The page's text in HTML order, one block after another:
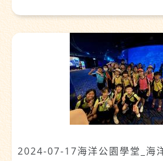
2024-07-17海洋公園學堂_海